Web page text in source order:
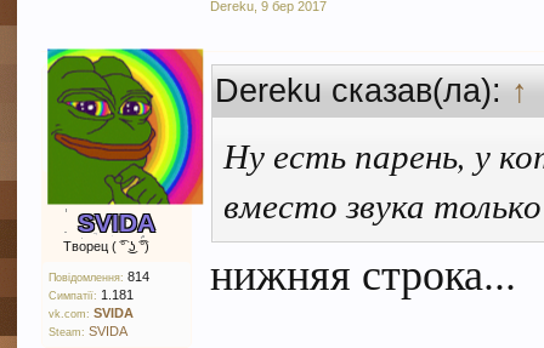
Dereku ,9 бер 2017
SVIDA
Творец ( ͡° ͜ʖ ͡°)
Повідомлення: 814
Симпатії: 1.181
vk.com: SVIDA
Steam: SVIDA
Dereku сказав(ла):↑
Ну есть парень, у
вместо звука
нижняя строка...